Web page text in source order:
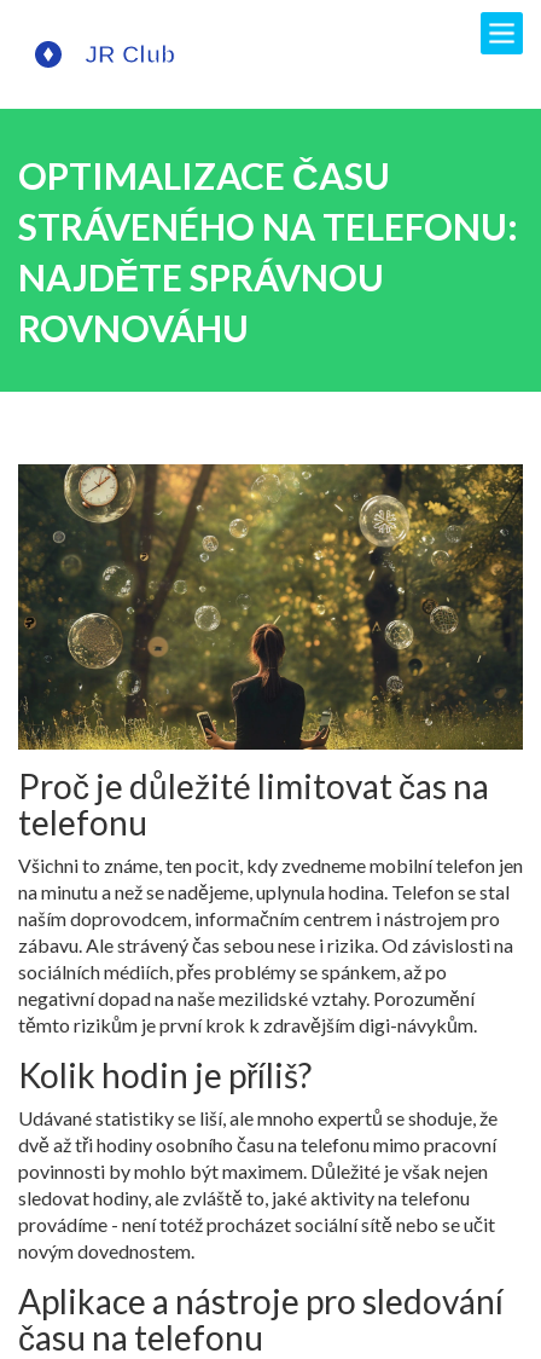
OPTIMALIZACE ČASU
STRÁVENÉHO NA TELEFONU:
NAJDĚTE SPRÁVNOU
ROVNOVÁHU
Proč je důležité limitovat čas na
telefonu
Všichni to známe, ten pocit, kdy zvedneme mobilní telefon jen
na minutu a než se nadějeme, uplynula hodina. Telefon se stal
naším doprovodcem, informačním centrem i nástrojem pro
zábavu. Ale strávený čas sebou nese i rizika. Od závislosti na
sociálních médiích, přes problémy se spánkem, až po
negativní dopad na naše mezilidské vztahy. Porozumění
těmto rizikům je první krok k zdravějším digi-návykům.
Kolik hodin je příliš?
Udávané statistiky se liší, ale mnoho expertů se shoduje, že
dvě až tři hodiny osobního času na telefonu mimo pracovní
povinnosti by mohlo být maximem. Důležité je však nejen
sledovat hodiny, ale zvláště to, jaké aktivity na telefonu
provádíme - není totéž procházet sociální sítě nebo se učit
novým dovednostem.
Aplikace a nástroje pro sledování
času na telefonu